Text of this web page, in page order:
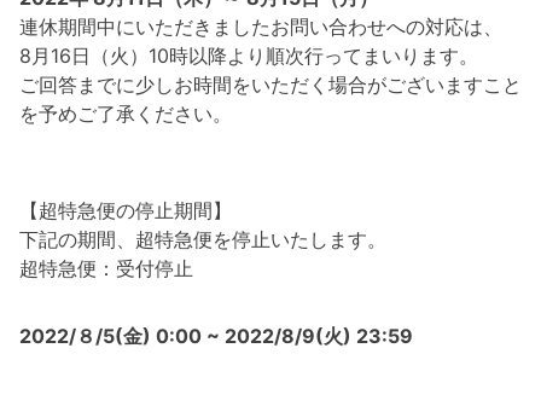
連休期間中にいただきましたお問い合わせへの対応は、
8月16日（火）10時以降より順次行ってまいります。
ご回答までに少しお時間をいただく場合がございますこと
を予めご了承ください。
【超特急便の停止期間】
下記の期間、超特急便を停止いたします。
超特急便：受付停止
2022/８/5(金) 0:00 ~ 2022/8/9(火) 23:59